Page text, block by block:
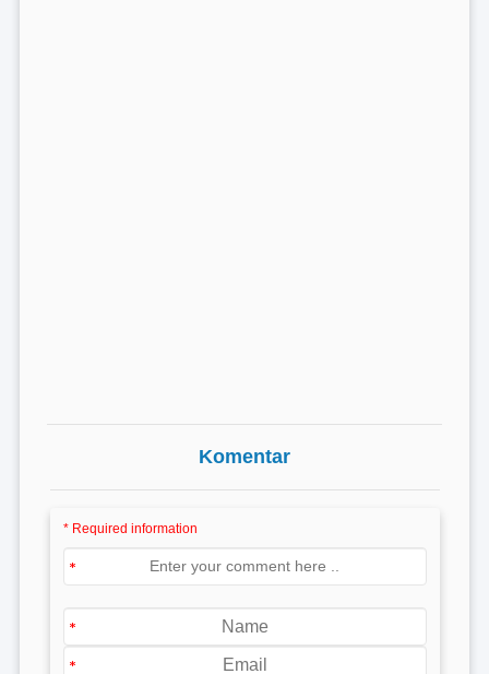
Komentar
* Required information